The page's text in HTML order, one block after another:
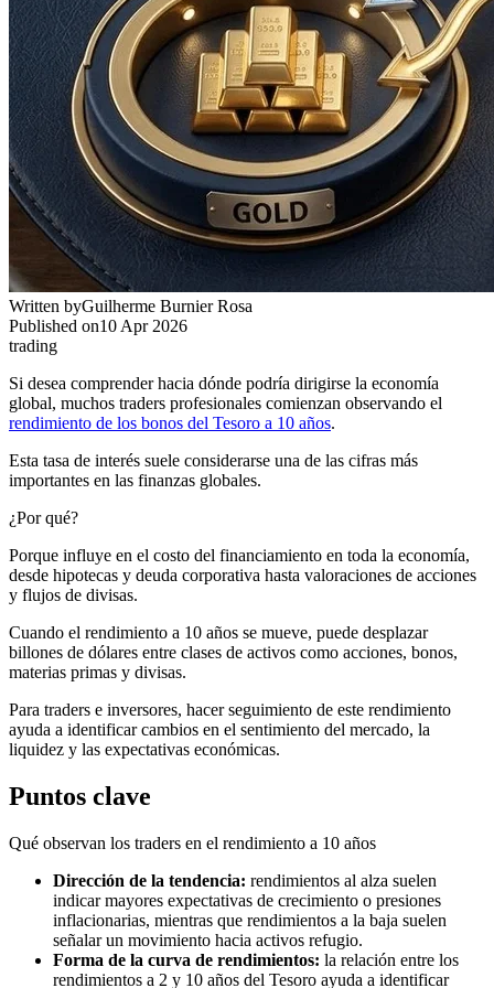
Written byGuilherme Burnier Rosa
Published on10 Apr 2026
trading
Si desea comprender hacia dónde podría dirigirse la economía
global, muchos traders profesionales comienzan observando el
rendimiento de los bonos del Tesoro a 10 años.
Esta tasa de interés suele considerarse una de las cifras más
importantes en las finanzas globales.
¿Por qué?
Porque influye en el costo del financiamiento en toda la economía,
desde hipotecas y deuda corporativa hasta valoraciones de acciones
y flujos de divisas.
Cuando el rendimiento a 10 años se mueve, puede desplazar
billones de dólares entre clases de activos como acciones, bonos,
materias primas y divisas.
Para traders e inversores, hacer seguimiento de este rendimiento
ayuda a identificar cambios en el sentimiento del mercado, la
liquidez y las expectativas económicas.
Puntos clave
Qué observan los traders en el rendimiento a 10 años
Dirección de la tendencia: rendimientos al alza suelen
indicar mayores expectativas de crecimiento o presiones
inflacionarias, mientras que rendimientos a la baja suelen
señalar un movimiento hacia activos refugio.
Forma de la curva de rendimientos: la relación entre los
rendimientos a 2 y 10 años del Tesoro ayuda a identificar